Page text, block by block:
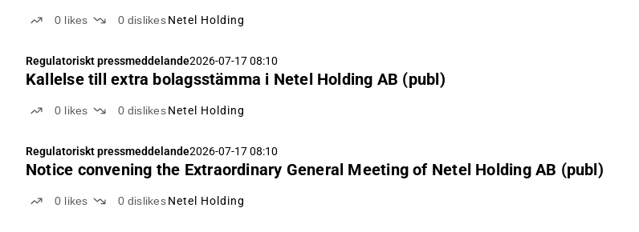
0 likes 0 dislikes Netel Holding
Regulatoriskt pressmeddelande2026-07-17 08:10
Kallelse till extra bolagsstämma i Netel Holding AB (publ)
0 likes 0 dislikes Netel Holding
Regulatoriskt pressmeddelande2026-07-17 08:10
Notice convening the Extraordinary General Meeting of Netel Holding AB (publ)
0 likes 0 dislikes Netel Holding